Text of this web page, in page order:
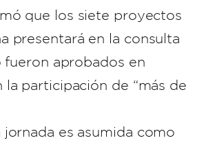
que los siete proyectos
presentará en la consulta
fueron aprobados en
la participación de “más de
jornada es asumida como